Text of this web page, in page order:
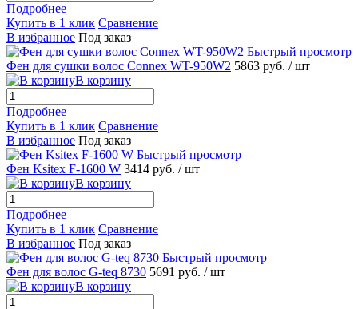
Подробнее
Купить в 1 клик Сравнение
В избранное Под заказ
Быстрый просмотр
Фен для сушки волос Connex WT-950W2 5863 руб. / шт
В корзину
Подробнее
Купить в 1 клик Сравнение
В избранное Под заказ
Быстрый просмотр
Фен Ksitex F-1600 W 3414 руб. / шт
В корзину
Подробнее
Купить в 1 клик Сравнение
В избранное Под заказ
Быстрый просмотр
Фен для волос G-teq 8730 5691 руб. / шт
В корзину